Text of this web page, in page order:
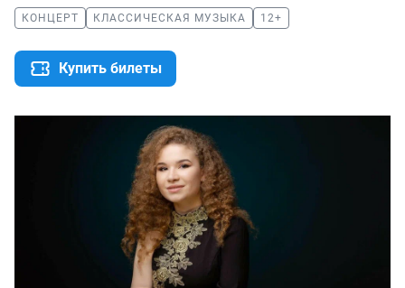
КОНЦЕРТ КЛАССИЧЕСКАЯ МУЗЫКА 12+
Купить билеты